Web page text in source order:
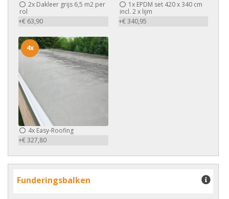
2x Dakleer grijs 6,5 m2 per
rol
+€ 63,90
1xEPDM set 420 x 340 cm
incl. 2 x lijm
+€ 340,95
4x Easy-Roofing
+€ 327,80
4x
Funderingsbalken